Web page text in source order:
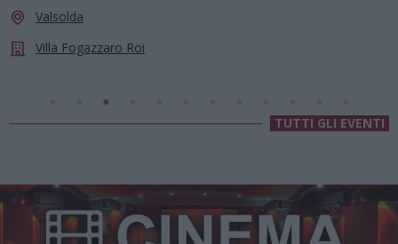
Valsolda
Villa Fogazzaro Roi
TUTTI GLI EVENTI